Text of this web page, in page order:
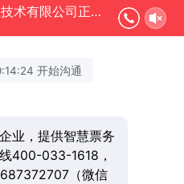
湖南小游信息技术有限公司正在为您服务
开始沟通
业，提供智慧票务
400-033-1618，
（微信